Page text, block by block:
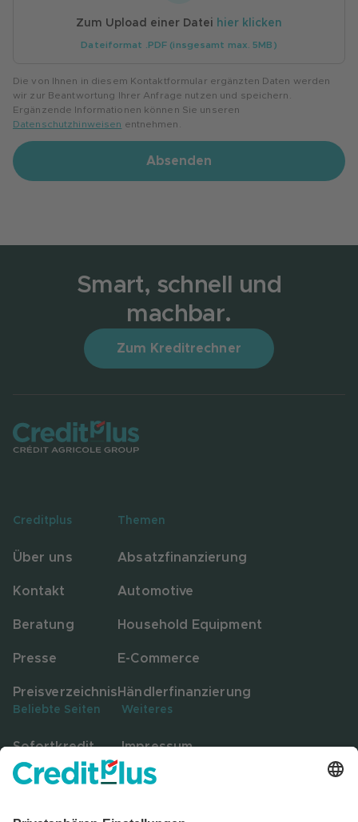
Zum Upload einer Datei hier klicken
Dateiformat .PDF (insgesamt max. 5MB)
Die von Ihnen in diesem Kontaktformular ergänzten Daten werden
wir zur Beantwortung Ihrer Anfrage nutzen und speichern.
Ergänzende Informationen können Sie unseren
Datenschutzhinweisen entnehmen.
Absenden
Smart, schnell und
machbar.
Zum Kreditrechner
Creditplus
Über uns
Kontakt
Beratung
Presse
Preisverzeichnis
Themen
Absatzfinanzierung
Automotive
Household Equipment
E-Commerce
Händlerfinanzierung
Beliebte Seiten
Sofortkredit
Festgeld
Weiteres
Impressum
Datenschutz